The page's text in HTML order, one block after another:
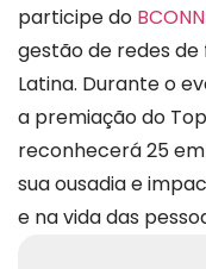
participe do
gestão de redes
Latina. Durante o
a premiação do
reconhecerá 25
sua ousadia e
e na vida das